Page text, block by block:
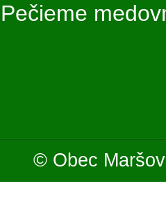
Pečieme
© Obec